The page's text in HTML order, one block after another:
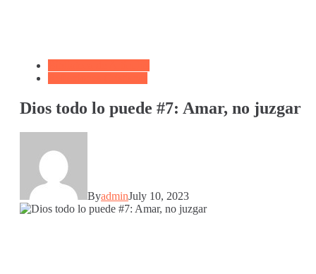
Dios todo lo puede #7: Amar, no juzgar
ByadminJuly 10, 2023